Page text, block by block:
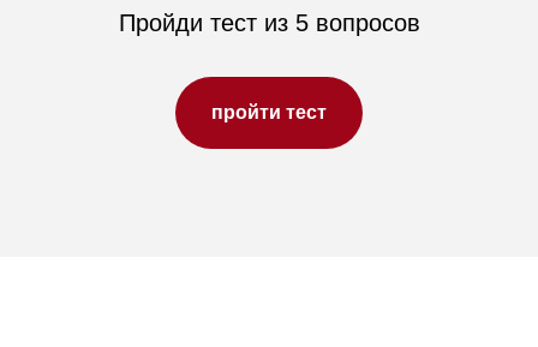
Пройди тест из 5 вопросов
пройти тест